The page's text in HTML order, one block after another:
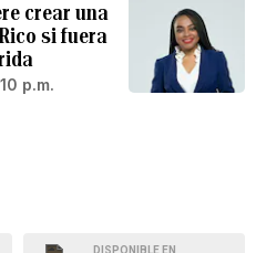
crear una
si fuera
p.m.
DISPONIBLE EN